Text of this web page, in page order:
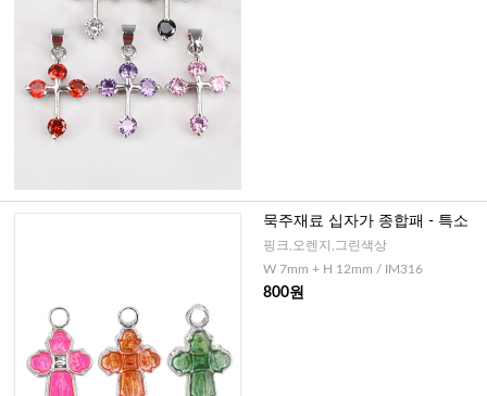
묵주재료 십자가 종합패 - 특소
핑크,오렌지,그린색상
W 7mm + H 12mm / IM316
800원